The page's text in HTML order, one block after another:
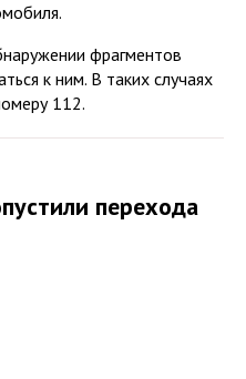
фрагментов
к ним. В таких случаях
112.
перехода